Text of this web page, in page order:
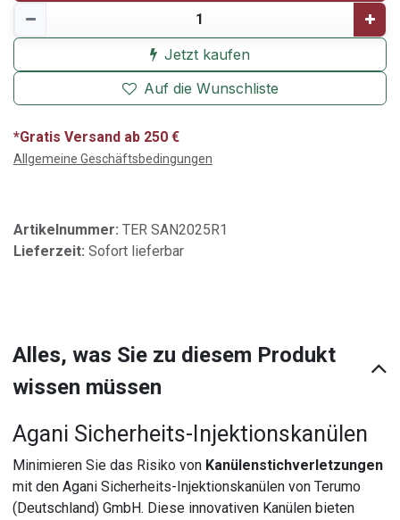
Jetzt kaufen
Auf die Wunschliste
*Gratis Versand ab 250 €
Allgemeine Geschäftsbedingungen
Artikelnummer: TER SAN2025R1
Lieferzeit: Sofort lieferbar
Alles, was Sie zu diesem Produkt
wissen müssen
Agani Sicherheits-Injektionskanülen
Minimieren Sie das Risiko von Kanülenstichverletzungen
mit den Agani Sicherheits-Injektionskanülen von Terumo
(Deutschland) GmbH. Diese innovativen Kanülen bieten